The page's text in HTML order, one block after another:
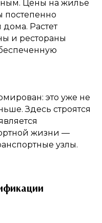
Цены на жилье
постепенно
Растет
и рестораны
это уже не
Здесь строятся
жизни —
узлы.